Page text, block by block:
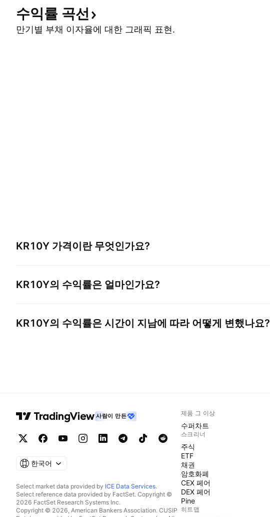
수익률 곡선
만기별 부채 이자율에 대한 그래픽 표현.
KR10Y 가격이란 무엇인가요?
KR10Y의 수익률은 얼마인가요?
KR10Y의 수익률은 시간이 지남에 따라 어떻게 변했나요?
사람이 만든
한국어
Select market data provided by ICE Data Services.
Select reference data provided by FactSet. Copyright ©
2026 FactSet Research Systems Inc.
Copyright © 2026, American Bankers Association. CUSIP
제품 그 이상
수퍼차트
스크리너
주식
ETF
채권
암호화폐
CEX 페어
DEX 페어
Pine
히트맵